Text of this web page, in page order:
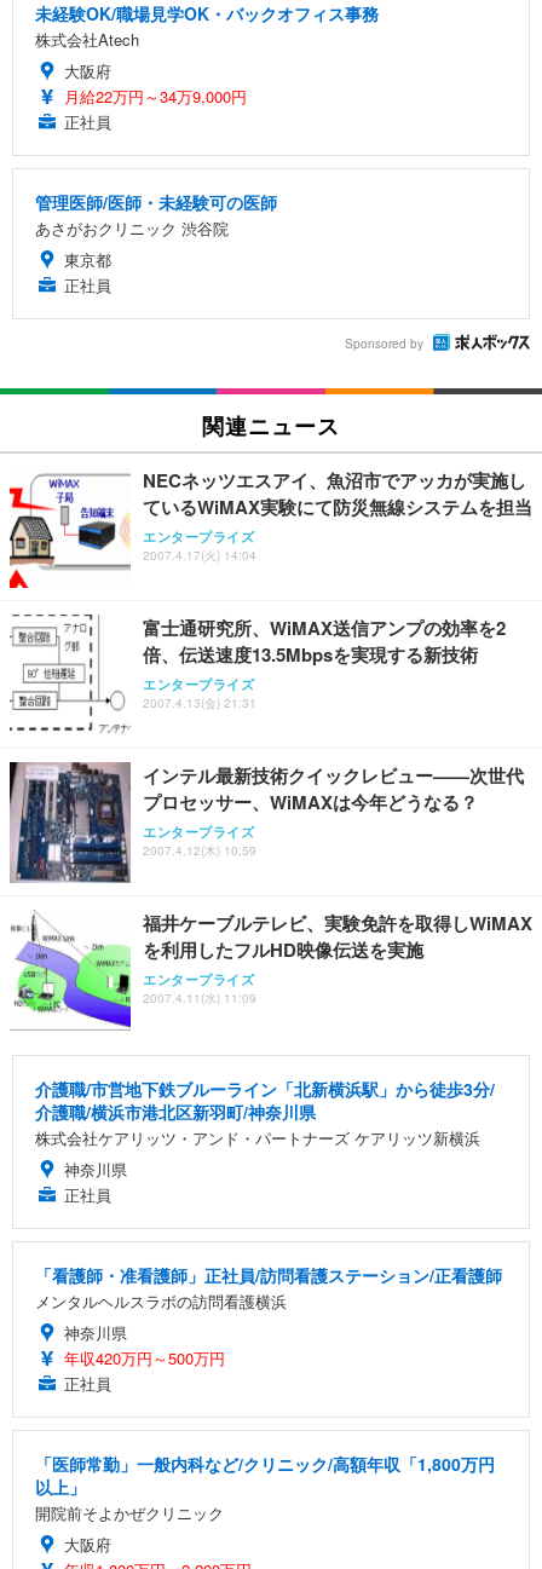
未経験OK/職場見学OK・バックオフィス事務
株式会社Atech
大阪府
月給22万円～34万9,000円
正社員
管理医師/医師・未経験可の医師
あさがおクリニック 渋谷院
東京都
正社員
Sponsored by
関連ニュース
NECネッツエスアイ、魚沼市でアッカが実施し
ているWiMAX実験にて防災無線システムを担当
エンタープライズ
2007.4.17(火) 14:04
富士通研究所、WiMAX送信アンプの効率を2
倍、伝送速度13.5Mbpsを実現する新技術
エンタープライズ
2007.4.13(金) 21:31
インテル最新技術クイックレビュー——次世代
プロセッサー、WiMAXは今年どうなる？
エンタープライズ
2007.4.12(木) 10:59
福井ケーブルテレビ、実験免許を取得しWiMAX
を利用したフルHD映像伝送を実施
エンタープライズ
2007.4.11(水) 11:09
介護職/市営地下鉄ブルーライン「北新横浜駅」から徒歩3分/
介護職/横浜市港北区新羽町/神奈川県
株式会社ケアリッツ・アンド・パートナーズ ケアリッツ新横浜
神奈川県
正社員
「看護師・准看護師」正社員/訪問看護ステーション/正看護師
メンタルヘルスラボの訪問看護横浜
神奈川県
年収420万円～500万円
正社員
「医師常勤」一般内科など/クリニック/高額年収「1,800万円
以上」
開院前そよかぜクリニック
大阪府